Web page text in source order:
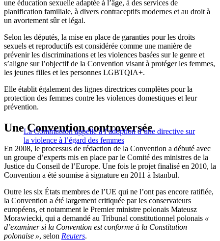
une éducation sexuelle adaptée à l’âge, à des services de
planification familiale, à divers contraceptifs modernes et au droit à
un avortement sûr et légal.
Selon les députés, la mise en place de garanties pour les droits
sexuels et reproductifs est considérée comme une manière de
prévenir les discriminations et les violences basées sur le genre et
s’aligne sur l’objectif de la Convention visant à protéger les femmes,
les jeunes filles et les personnes LGBTQIA+.
Elle établit également des lignes directrices complètes pour la
protection des femmes contre les violences domestiques et leur
prévention.
La Commission appelle à l’adoption d’une directive sur
la violence à l’égard des femmes
Une Convention controversée
En 2008, le processus de rédaction de la Convention a débuté avec
un groupe d’experts mis en place par le Comité des ministres de la
Justice du Conseil de l’Europe. Une fois le projet finalisé en 2010, la
Convention a été soumise à signature en 2011 à Istanbul.
Outre les six États membres de l’UE qui ne l’ont pas encore ratifiée,
la Convention a été largement critiquée par les conservateurs
européens, et notamment le Premier ministre polonais Mateusz
Morawiecki, qui a demandé au Tribunal constitutionnel polonais «
d’examiner si la Convention est conforme à la Constitution
polonaise », selon Reuters.